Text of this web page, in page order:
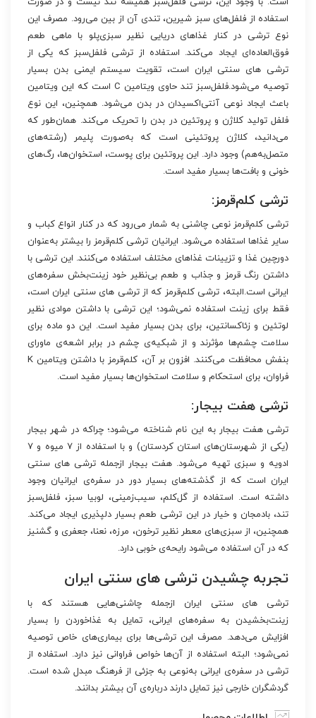
استفاده از فلفل‏‌های سبز شیرین، تندی آن از بین می‌‏رود. مصرف این
نوع ترشی در کنار غذاهای دریایی نظیر سبزی‌پلو با ماهی طعم
فوق‏‌العاده‌‏ای ایجاد می‏‌کند. استفاده از ترشی فلفل‌سبز که یکی از
ترشی های سنتی ایران است، تقویت سیستم ایمنی بدن بسیار
توصیه می‏‌شود.فلفل‌سبز تند حاوی ویتامین C است که این ویتامین
باعث ایجاد نوعی آنتی‌‏اکسیدان در بدن می‏‌شود. همچنین، این نوع
فلفل تولید کلاژن و پروتئین در بدن را تحریک می‌‏کند. همان‏‌طور که
می‌‏دانید، کلاژن پروتئینی است که به‌‏صورت پلیمر (رشته‏‌های
متصل‏‌به‌‏هم) وجود دارد. این پروتئین برای پوست، استخوان‏‌ها، رگ‌‏های
خونی و بافت‌‏ها بسیار مفید است.
ترشی کلم‌قرمز:
ترشی کلم‌قرمز نوعی چاشنی به شمار می‏‌رود که در کنار انواع کباب و
سایر غذاها استفاده می‏‌شود. ایرانیان ترشی کلم‌قرمز را بیشتر به‏‌عنوان
دورچین غذا و تزیینات غذاهای مختلف استفاده می‏‌کنند. این ترشی با
داشتن رنگ قرمز و جذاب و طعم بی‌‏نظیر خود زینت‌‏بخش سفره‌‏های
ایرانی است.البته، ترشی کلم‌قرمز که از ترشی های سنتی ایران است،
فقط برای زینت استفاده نمی‌‏شود؛ این ترشی با داشتن موادی نظیر
لوتئین و زئاکسانتین، برای بدن بسیار مفید است. این دو ماده برای
سلامت چشم‌‏ها مؤثرند و از شبکیه‌‏ی چشم در برابر اشعه‏‌ی ماورای
بنفش محافظت می‌‏کنند. افزون بر آن، کلم‌قرمز با داشتن ویتامین K
فراوان، برای استحکام و سلامت استخوان‌‏ها بسیار مفید است.
ترشی هفت بیجار:
ترشی هفت بیجار به این نام شناخته می‏‌شود؛ چراکه در شهر بیجار
(یکی از شهرستان‏‌های استان کردستان) و با استفاده از ۷ میوه و ۷
ادویه و سبزی تهیه می‏‌شود. هفت بیجار ازجمله ترشی های سنتی
ایران است که از گذشته‏‌های بسیار دور در سفره‌‏ی ایرانیان وجود
داشته است. استفاده از گل‏‌کلم، سیب‏‌زمینی، لوبیا سبز، فلفل‌سبز
تند، بادمجان و خیار در این ترشی طعم بسیار دل‏پذیری ایجاد می‌‏کند.
همچنین، از سبزی‏‌های معطر نظیر ترخون، مرزه، نعنا، جعفری و گشنیز
که در آن استفاده می‌شود رایحه‌‏ی خوبی دارد.
تجربه چشیدن ترشی های سنتی ایران
ترشی ‏های سنتی ایران ازجمله چاشنی‌‏هایی هستند که با
زینت‏‌بخشیدن به سفره‌‏های ایرانی، تمایل به غذاخوردن را بسیار
افزایش می‏‌دهد. مصرف این ترشی‏‌ها برای بیماری‏‌های خاص توصیه
نمی‏‌شود؛ البته استفاده از آن‌ها خواص فراوانی نیز دارد. استفاده از
ترشی در سفره‌‏ی ایرانی به‌‏نوعی به جزئی از فرهنگ مبدل شده است.
گردشگران خارجی نیز تمایل دارند درباره‏‌ی آن بیشتر بدانند.